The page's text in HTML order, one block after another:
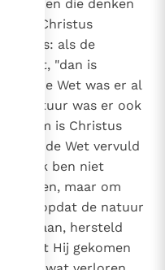
hen die denken
in Christus
is: als de
komt, "dan is
De Wet was er al
de natuur was er ook
is Christus
opdat de Wet vervuld
zei: "Ik ben niet
maar om
, en opdat de natuur
gegaan, hersteld
zei dat Hij gekomen